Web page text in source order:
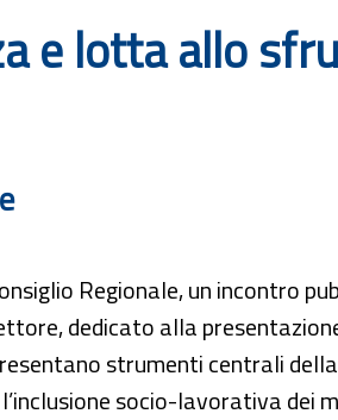
e lotta allo
Regionale, un incontro
dedicato alla
strumenti centrali
socio-lavorativa dei